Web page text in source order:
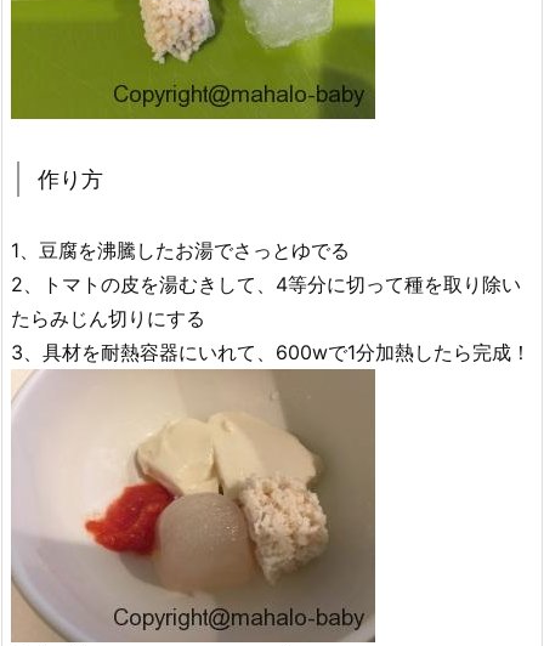
作り方
1、豆腐を沸騰したお湯でさっとゆでる
2、トマトの皮を湯むきして、4等分に切って種を取り除い
たらみじん切りにする
3、具材を耐熱容器にいれて、600wで1分加熱したら完成！